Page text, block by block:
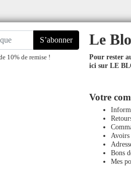
S’abonner
10% de remise !
Le
Pour rester
ici sur LE
Votre
Avoirs
Bons
Mes